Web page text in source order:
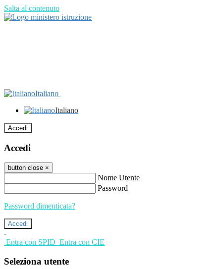
Salta al contenuto
Italiano
Italiano
Accedi
Accedi
button close ×
Nome Utente
Password
Password dimenticata?
-
Entra con SPID Entra con CIE
Seleziona utente